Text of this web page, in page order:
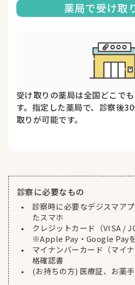
薬局で受け取
受け取りの薬局は全国どこで
す。指定した薬局で、診察後
取りが可能です。
診察に必要なもの
診察時に必要なデジスマア
たスマホ
クレジットカード（VISA /
※Apple Pay・Google Payを
マイナンバーカード（マイ
格確認書
(お持ちの方) 医療証、お薬